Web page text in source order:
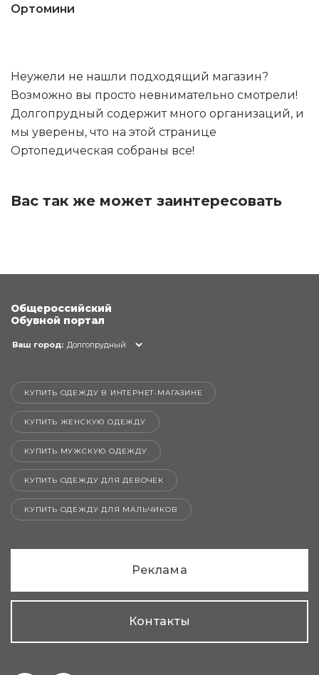
Ортомини
Неужели не нашли подходящий магазин?
Возможно вы просто невнимательно смотрели!
Долгопрудный содержит много организаций, и
мы уверены, что на этой странице
Ортопедическая собраны все!
Вас так же может заинтересовать
Общероссийский
Обувной портал
Ваш город: Долгопрудный
КУПИТЬ ОДЕЖДУ В ИНТЕРНЕТ-МАГАЗИНЕ
КУПИТЬ ЖЕНСКУЮ ОДЕЖДУ
КУПИТЬ МУЖСКУЮ ОДЕЖДУ
КУПИТЬ ОДЕЖДУ ДЛЯ ДЕВОЧЕК
КУПИТЬ ОДЕЖДУ ДЛЯ МАЛЬЧИКОВ
Реклама
Контакты